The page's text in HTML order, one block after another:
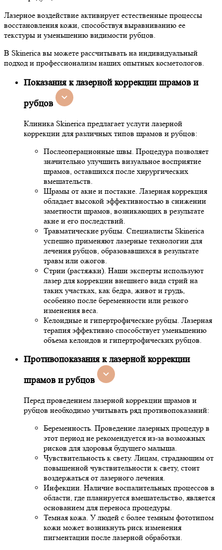
Лазерное воздействие активирует естественные процессы
восстановления кожи, способствуя выравниванию ее
текстуры и уменьшению видимости рубцов.
В Skinerica вы можете рассчитывать на индивидуальный
подход и профессионализм наших опытных косметологов.
Показания к лазерной коррекции шрамов и
рубцов
Клиника Skinerica предлагает услуги лазерной
коррекции для различных типов шрамов и рубцов:
Послеоперационные швы. Процедура позволяет
значительно улучшить визуальное восприятие
шрамов, оставшихся после хирургических
вмешательств.
Шрамы от акне и постакне. Лазерная коррекция
обладает высокой эффективностью в снижении
заметности шрамов, возникающих в результате
акне и его последствий.
Травматические рубцы. Специалисты Skinerica
успешно применяют лазерные технологии для
лечения рубцов, образовавшихся в результате
травм или ожогов.
Стрии (растяжки). Наши эксперты используют
лазер для коррекции внешнего вида стрий на
таких участках, как бедра, живот и грудь,
особенно после беременности или резкого
изменения веса.
Келоидные и гипертрофические рубцы. Лазерная
терапия эффективно способствует уменьшению
объема келоидов и гипертрофических рубцов.
Противопоказания к лазерной коррекции
шрамов и рубцов
Перед проведением лазерной коррекции шрамов и
рубцов необходимо учитывать ряд противопоказаний:
Беременность. Проведение лазерных процедур в
этот период не рекомендуется из-за возможных
рисков для здоровья будущего малыша.
Чувствительность к свету. Лицам, страдающим от
повышенной чувствительности к свету, стоит
воздержаться от лазерного лечения.
Инфекции. Наличие воспалительных процессов в
области, где планируется вмешательство, является
основанием для переноса процедуры.
Темная кожа. У людей с более темным фототипом
кожи может возникнуть риск изменения
пигментации после лазерной обработки.